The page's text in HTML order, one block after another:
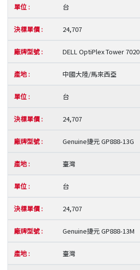
台
24,707
DELL OptiPlex Tower 7020
中國大陸/馬來西亞
台
24,707
Genuine捷元 GP888-13G
臺灣
台
24,707
Genuine捷元 GP888-13M
臺灣